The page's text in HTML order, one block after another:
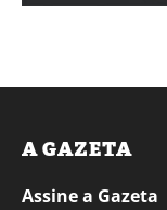
A GAZETA
Assine a Gazeta